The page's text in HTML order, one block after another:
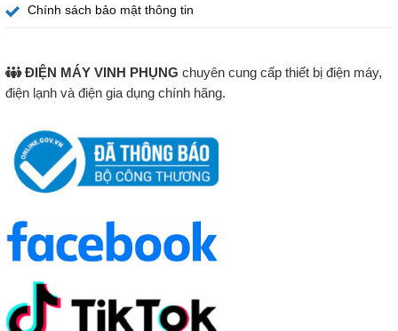
Chính sách bảo mật thông tin
ĐIỆN MÁY VINH PHỤNG chuyên cung cấp thiết bị điện máy,
điện lạnh và điện gia dụng chính hãng.